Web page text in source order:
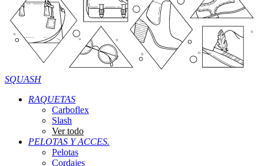
SQUASH
RAQUETAS
Carboflex
Slash
Ver todo
PELOTAS Y ACCES.
Pelotas
Cordajes